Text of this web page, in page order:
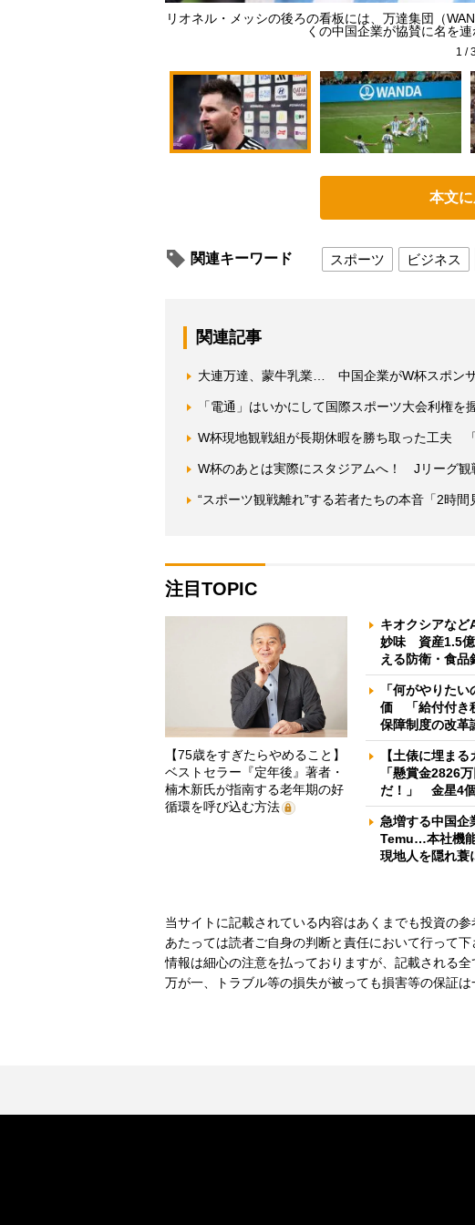
リオネル・メッシの後ろの看板には、万達集団（
くの中国企業が協賛に名を
1 /
本文
関連キーワード スポーツ ビジネス
関連記事
大連万達、蒙牛乳業… 中国企業がW杯スポン
「電通」はいかにして国際スポーツ大会利権
W杯現地観戦組が長期休暇を勝ち取った工夫
W杯のあとは実際にスタジアムへ！ Jリーグ観
“スポーツ観戦離れ”する若者たちの本音「2時間
注目TOPIC
【75歳をすぎたらやめること】
ベストセラー『定年後』著者・
楠木新氏が指南する老年期の好
循環を呼び込む方法
キオクシアなど
妙味 資産1.5億
える防衛・食品
「何がやりた
価 「給付付き
保障制度の改革
【土俵に埋ま
「懸賞金2826
だ！」 金星4
急増する中国企
Temu…本社機
現地人を隠れ蓑
当サイトに記載されている内容はあくまでも投資の
あたっては読者ご自身の判断と責任において行って
情報は細心の注意を払っておりますが、記載される
万が一、トラブル等の損失が被っても損害等の保証